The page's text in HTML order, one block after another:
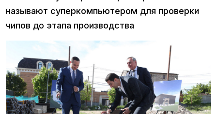
называют суперкомпьютером для проверки
чипов до этапа производства